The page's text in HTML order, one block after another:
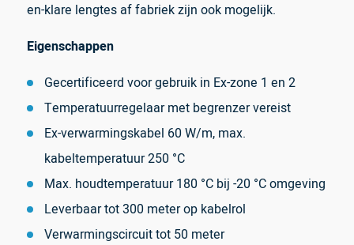
en-klare lengtes af fabriek zijn ook mogelijk.
Eigenschappen
Gecertificeerd voor gebruik in Ex-zone 1 en 2
Temperatuurregelaar met begrenzer vereist
Ex-verwarmingskabel 60 W/m, max.
kabeltemperatuur 250 °C
Max. houdtemperatuur 180 °C bij -20 °C omgeving
Leverbaar tot 300 meter op kabelrol
Verwarmingscircuit tot 50 meter